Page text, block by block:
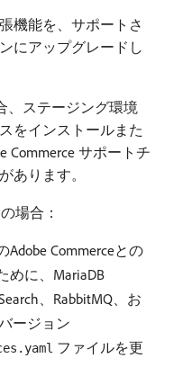
機能を、サポートさ
にアップグレードし
、ステージング環境
をインストールまた
Commerce サポートチ
あります。
場合：
Commerceとの
めに、MariaDB
、RabbitMQ、お
ージョン
ファイルを更